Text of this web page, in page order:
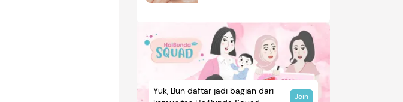
Yuk, Bun daftar jadi bagian dari
Join